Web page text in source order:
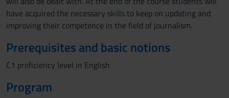
have acquired the necessary skills to keep on updating and
improving their competence in the field of journalism.
Prerequisites and basic notions
C1 proficiency level in English
Program